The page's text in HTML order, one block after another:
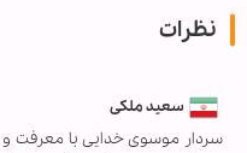
نظرات
سعید ملکی
سردار موسوی خدایی با معرفت